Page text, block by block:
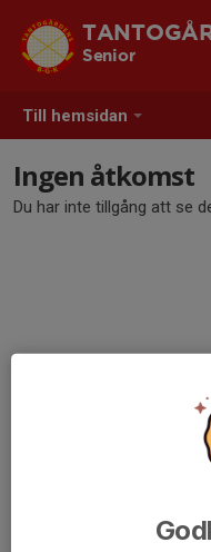
Till hemsidan
Senior
Ingen åtkomst
Du har inte tillgång att se